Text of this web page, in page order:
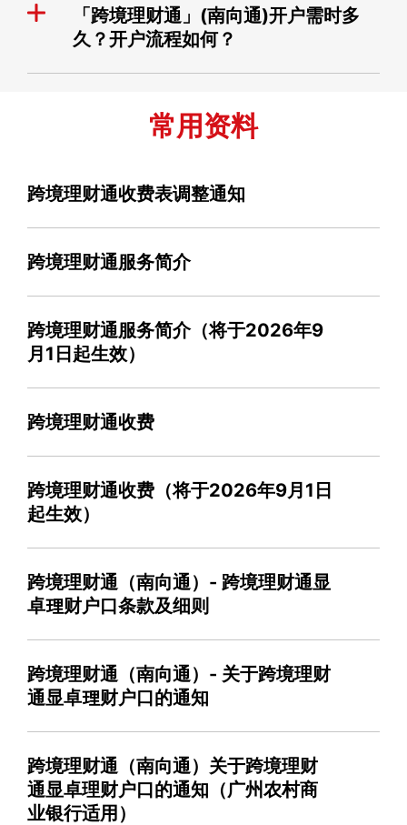
「跨境理财通」(南向通)开户需时多
久？开户流程如何？
常用资料
跨境理财通收费表调整通知
跨境理财通服务简介
跨境理财通服务简介（将于2026年9
月1日起生效）
跨境理财通收费
跨境理财通收费（将于2026年9月1日
起生效）
跨境理财通（南向通）- 跨境理财通显
卓理财户口条款及细则
跨境理财通（南向通）- 关于跨境理财
通显卓理财户口的通知
跨境理财通（南向通）关于跨境理财
通显卓理财户口的通知（广州农村商
业银行适用）